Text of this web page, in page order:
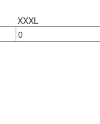
XXXL